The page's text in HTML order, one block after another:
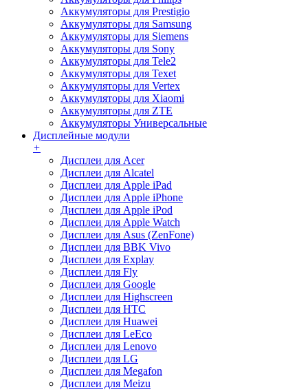
Аккумуляторы для Prestigio
Аккумуляторы для Samsung
Аккумуляторы для Siemens
Аккумуляторы для Sony
Аккумуляторы для Tele2
Аккумуляторы для Texet
Аккумуляторы для Vertex
Аккумуляторы для Xiaomi
Аккумуляторы для ZTE
Аккумуляторы Универсальные
Дисплейные модули
+
Дисплеи для Acer
Дисплеи для Alcatel
Дисплеи для Apple iPad
Дисплеи для Apple iPhone
Дисплеи для Apple iPod
Дисплеи для Apple Watch
Дисплеи для Asus (ZenFone)
Дисплеи для BBK Vivo
Дисплеи для Explay
Дисплеи для Fly
Дисплеи для Google
Дисплеи для Highscreen
Дисплеи для HTC
Дисплеи для Huawei
Дисплеи для LeEco
Дисплеи для Lenovo
Дисплеи для LG
Дисплеи для Megafon
Дисплеи для Meizu